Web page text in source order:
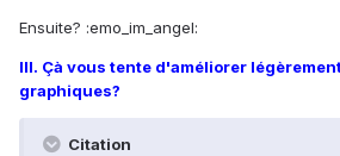
Ensuite? :emo_im_angel:
III. Çà vous tente d'améliorer
graphiques?
Citation